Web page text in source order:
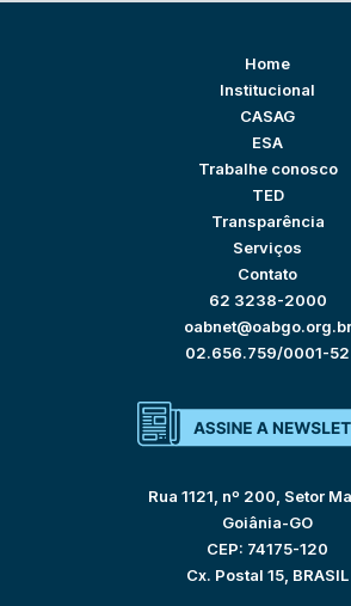
Home
Institucional
CASAG
ESA
Trabalhe conosco
TED
Transparência
Serviços
Contato
62 3238-2000
oabnet@oabgo.org.br
02.656.759/0001-52
Rua 1121, nº 200, Setor
Goiânia-GO
CEP: 74175-120
Cx. Postal 15, BRASIL